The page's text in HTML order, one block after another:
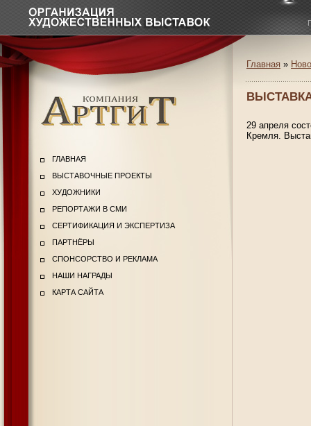
ГЛАВНАЯ
ВЫСТАВОЧНЫЕ ПРОЕКТЫ
ХУДОЖНИКИ
РЕПОРТАЖИ В СМИ
СЕРТИФИКАЦИЯ И ЭКСПЕРТИЗА
ПАРТНЁРЫ
СПОНСОРСТВО И РЕКЛАМА
НАШИ НАГРАДЫ
КАРТА САЙТА
Главная »
29 апреля
Кремля.